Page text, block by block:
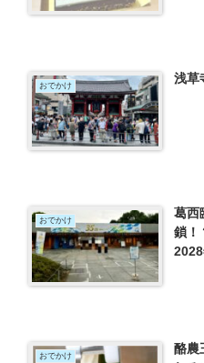
おでかけ 浅草
おでかけ
葛西
鎖！
おでかけ
酪農